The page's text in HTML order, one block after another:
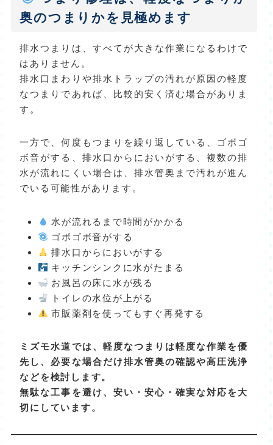
奥のつまりかを見極めます
排水つまりは、すべてが大きな作業になるわけで
はありません。
排水口まわりや排水トラップの汚れが原因の軽度
なつまりであれば、比較的安く済む場合がありま
す。
一方で、何度もつまりを繰り返している、ゴボゴ
ボ音がする、排水口からにおいがする、複数の排
水が流れにくい場合は、排水管奥まで汚れが進ん
でいる可能性があります。
水が流れるまで時間がかかる
ゴボゴボ音がする
排水口からにおいがする
キッチンシンクに水がたまる
お風呂の床に水が残る
トイレの水位が上がる
市販薬剤を使ってもすぐ再発する
ミズモ水道では、軽度なつまりは軽度な作業を優
先し、必要な場合だけ排水管奥の確認や高圧洗浄
などを検討します。
無駄な工事を避け、安い・安心・確実な対応を大
切にしています。